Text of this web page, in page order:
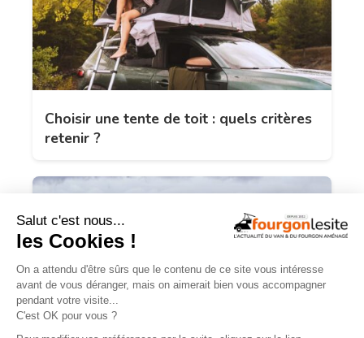
Choisir une tente de toit : quels critères
retenir ?